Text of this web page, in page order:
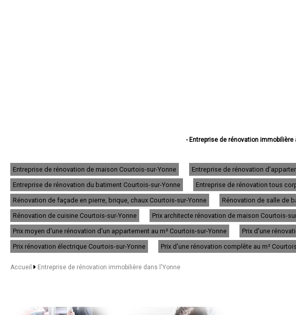
- Entreprise de rénovation immobilière
- Entreprise de rénovation immobilière
- Entreprise de rénovation immobilière
- Entreprise de rénovation immobilière
- Entreprise de rénovation immobilière à
- Entreprise de rénovation immobilière à
- Entreprise de rénovation immobilière
- Entreprise de rénovation immobilière
- Entreprise de rénovation immobilière à Saint-
- Entreprise de rénovation immobilière à
- Entreprise de rénovation immobilière à
- Entreprise de rénovation immobilière à
- Entreprise de rénovation immobilière à
Entreprise de rénovation de maison Courtois-sur-Yonne
Entreprise de rénovation
Entreprise de rénovation du batiment Courtois-sur-Yonne
Entreprise de rénovation tous
Rénovation de façade en pierre, brique, chaux Courtois-sur-Yonne
Rénovation de salle de
Rénovation de cuisine Courtois-sur-Yonne
Prix architecte rénovation de maison Courtois-
Prix moyen d'une rénovation d'un appartement au m² Courtois-sur-Yonne
Prix d'une
Prix rénovation électrique Courtois-sur-Yonne
Prix d'une rénovation complête au m²
Accueil Entreprise de rénovation immobilière dans l'Yonne